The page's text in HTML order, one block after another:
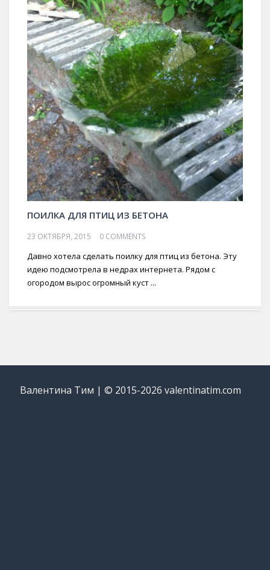
ПОИЛКА ДЛЯ ПТИЦ ИЗ БЕТОНА
23 ОКТЯБРЯ, 2015 0 COMMENTS
Давно хотела сделать поилку для птиц из бетона. Эту
идею подсмотрела в недрах интернета. Рядом с
огородом вырос огромный куст ...
Валентина Тим | © 2015-2026 valentinatim.com